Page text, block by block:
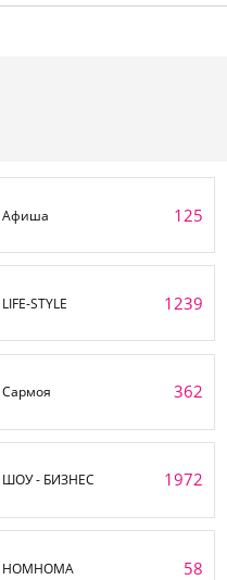
Афиша 125
LIFE-STYLE 1239
Сармоя 362
ШОУ - БИЗНЕС 1972
НОМНОМА 58